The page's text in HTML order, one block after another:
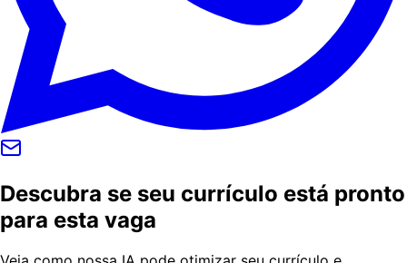
Descubra se seu currículo está pronto
para esta vaga